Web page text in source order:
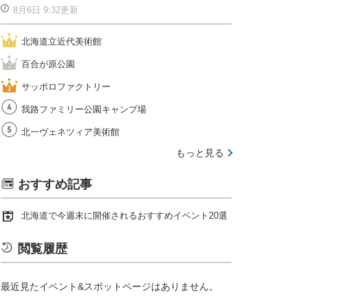
8月6日 9:32更新
北海道立近代美術館
百合が原公園
サッポロファクトリー
我路ファミリー公園キャンプ場
北一ヴェネツィア美術館
もっと見る
おすすめ記事
北海道で今週末に開催されるおすすめイベント20選
閲覧履歴
最近見たイベント&スポットページはありません。